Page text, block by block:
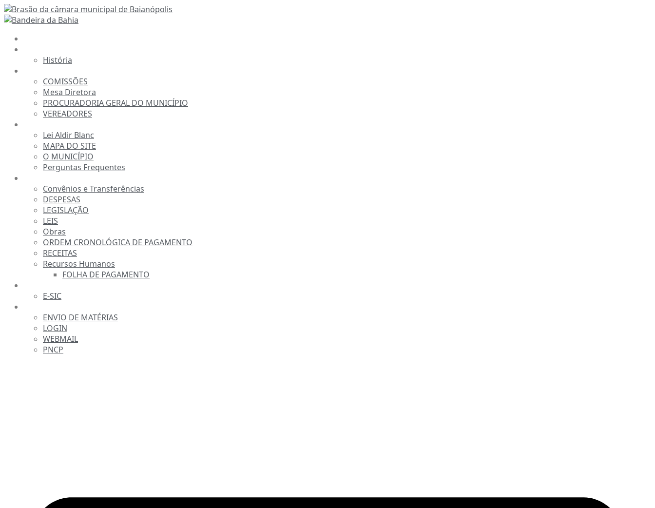
Ir
para
conteúdo
História
COMISSÕES
Mesa Diretora
PROCURADORIA GERAL DO MUNICÍPIO
VEREADORES
Lei Aldir Blanc
MAPA DO SITE
O MUNICÍPIO
Perguntas Frequentes
Convênios e Transferências
DESPESAS
LEGISLAÇÃO
LEIS
Obras
ORDEM CRONOLÓGICA DE PAGAMENTO
RECEITAS
Recursos Humanos
FOLHA DE PAGAMENTO
E-SIC
ENVIO DE MATÉRIAS
LOGIN
WEBMAIL
PNCP